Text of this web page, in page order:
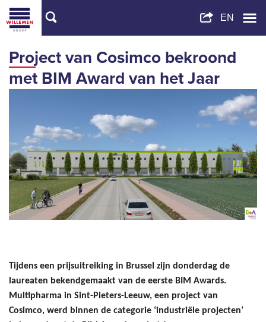
Project van Cosimco bekroond
met BIM Award van het Jaar
Tijdens een prijsuitreiking in Brussel zijn donderdag de
laureaten bekendgemaakt van de eerste BIM Awards.
Multipharma in Sint-Pieters-Leeuw, een project van
Cosimco, werd binnen de categorie ‘industriële projecten’